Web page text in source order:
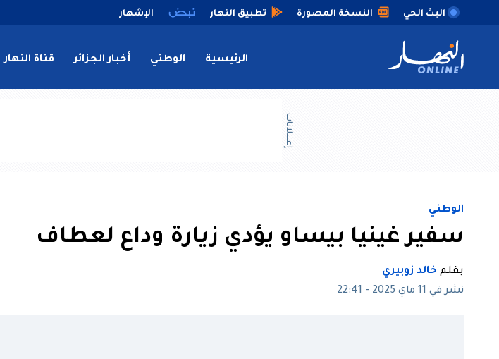
البث الحي النسخة المصورة تطبيق النهار الإشهار
الرئيسية الوطني أخبار الجزائر قناة النهار
إعــــلانات
الوطني
سفير غينيا بيساو يؤدي زيارة وداع لعطاف
بقلم خالد زوبيري
نشر في 11 ماي 2025 - 22:41